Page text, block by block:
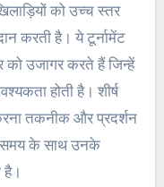
को उच्च स्तर
करती है। ये टूर्नामेंट
उजागर करते हैं जिन्हें
होती है। शीर्ष
तकनीक और प्रदर्शन
समय के साथ उनके
है।